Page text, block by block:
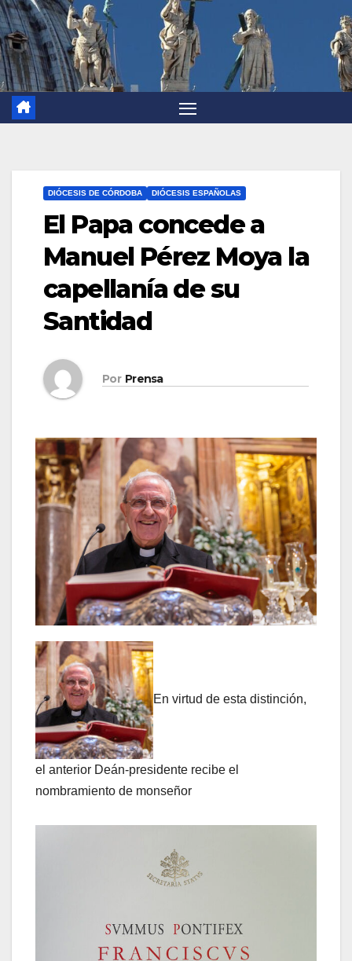
DIÓCESIS DE CÓRDOBA DIÓCESIS ESPAÑOLAS
El Papa concede a
Manuel Pérez Moya la
capellanía de su
Santidad
Por Prensa
En virtud de esta distinción,
el anterior Deán-presidente recibe el
nombramiento de monseñor